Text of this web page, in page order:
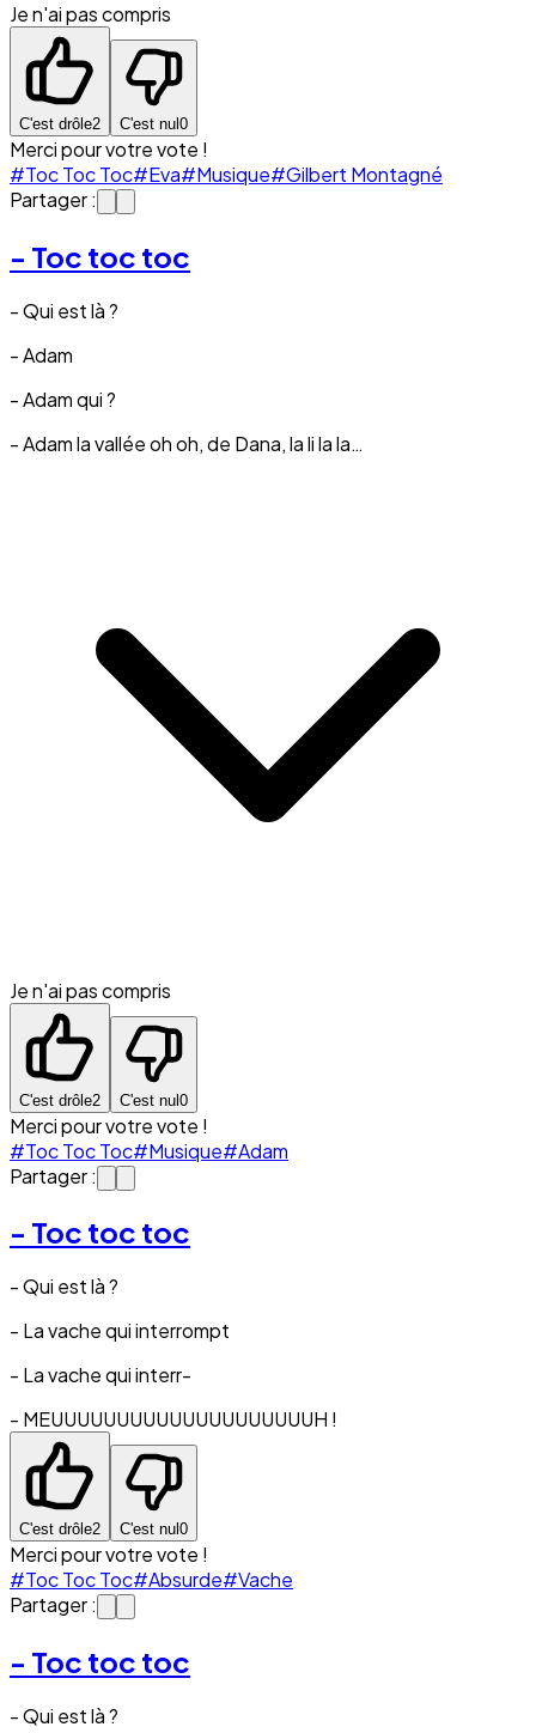
Je n'ai pas compris
C'est drôle2 C'est nul 0
Merci pour votre vote !
#Toc Toc Toc#Eva#Musique#Gilbert Montagné
Partager :
- Toc toc toc
- Qui est là ?
- Adam
- Adam qui ?
- Adam la vallée oh oh, de Dana, la li la la…
Je n'ai pas compris
C'est drôle2 C'est nul0
Merci pour votre vote !
#Toc Toc Toc#Musique#Adam
Partager :
- Toc toc toc
- Qui est là ?
- La vache qui interrompt
- La vache qui interr-
- MEUUUUUUUUUUUUUUUUUUUUH !
C'est drôle2 C'est nul 0
Merci pour votre vote !
#Toc Toc Toc#Absurde#Vache
Partager :
- Toc toc toc
- Qui est là ?